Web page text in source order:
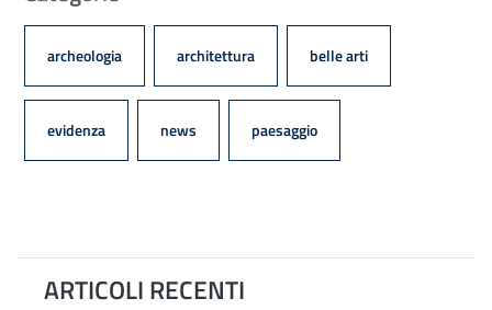
archeologia architettura belle arti
evidenza news paesaggio
ARTICOLI RECENTI